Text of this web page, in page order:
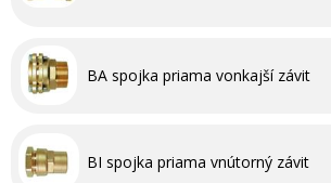
BA spojka priama vonkajší závit
BI spojka priama vnútorný závit